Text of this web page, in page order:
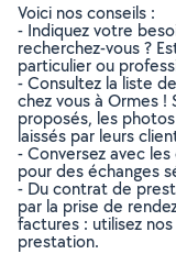
Voici nos conseils :
- Indiquez votre
recherchez-vous ?
particulier ou
- Consultez la liste
chez vous à Ormes !
proposés, les
laissés par leurs
- Conversez avec
pour des échanges
- Du contrat de
par la prise de
factures : utilisez
prestation.